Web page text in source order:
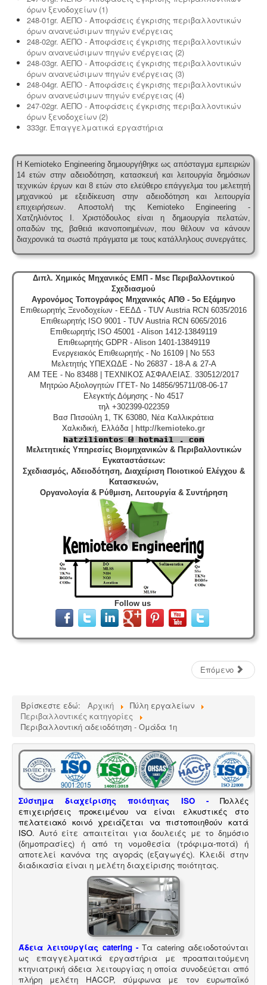
όρων ξενοδοχείων (1)
248-01gr. ΑΕΠΟ - Αποφάσεις έγκρισης περιβαλλοντικών
όρων ανανεώσιμων πηγών ενέργειας
248-02gr. ΑΕΠΟ - Αποφάσεις έγκρισης περιβαλλοντικών
όρων ανανεώσιμων πηγών ενέργειας (2)
248-03gr. ΑΕΠΟ - Αποφάσεις έγκρισης περιβαλλοντικών
όρων ανανεώσιμων πηγών ενέργειας (3)
248-04gr. ΑΕΠΟ - Αποφάσεις έγκρισης περιβαλλοντικών
όρων ανανεώσιμων πηγών ενέργειας (4)
247-02gr. ΑΕΠΟ - Αποφάσεις έγκρισης περιβαλλοντικών
όρων ξενοδοχείων (2)
333gr. Επαγγελματικά εργαστήρια
Η Kemioteko Engineering δημιουργήθηκε ως απόσταγμα εμπειριών
14 ετών στην αδειοδότηση, κατασκευή και λειτουργία δημόσιων
τεχνικών έργων και 8 ετών στο ελεύθερο επάγγελμα του μελετητή
μηχανικού με εξειδίκευση στην αδειοδότηση και λειτουργία
επιχειρήσεων. Αποστολή της Kemioteko Engineering -
Χατζηλιόντος Ι. Χριστόδουλος είναι η δημιουργία πελατών,
οπαδών της, βαθειά ικανοποιημένων, που θέλουν να κάνουν
διαχρονικά τα σωστά πράγματα με τους κατάλληλους συνεργάτες.
Διπλ. Χημικός Μηχανικός ΕΜΠ - Msc Περιβαλλοντικού
Σχεδιασμού
Αγρονόμος Τοπογράφος Μηχανικός ΑΠΘ - 5ο Εξάμηνο
Επιθεωρητής Ξενοδοχείων - ΕΕΔΔ - TUV Austria RCN 6035/2016
Επιθεωρητής ISO 9001 - TUV Austria RCN 6065/2016
Επιθεωρητής ISO 45001 - Alison 1412-13849119
Επιθεωρητής GDPR - Alison 1401-13849119
Ενεργειακός Επιθεωρητής - No 16109 | No 553
Μελετητής ΥΠΕΧΩΔΕ - No 26837 - 18-A & 27-A
ΑΜ ΤΕΕ - No 83488 | ΤΕΧΝΙΚΟΣ ΑΣΦΑΛΕΙΑΣ. 330512/2017
Μητρώο Αξιολογητών ΓΓΕΤ- No 14856/95711/08-06-17
Ελεγκτής Δόμησης - No 4517
τηλ +302399-022359
Βασ Πιτσούλη 1, TK 63080, Νέα Καλλικράτεια
Χαλκιδική, Ελλάδα |
http://kemioteko.gr
Μελετητικές Υπηρεσίες Βιομηχανικών & Περιβαλλοντικών
Εγκαταστάσεων:
Σχεδιασμός, Αδειοδότηση, Διαχείριση Ποιοτικού Ελέγχου &
Κατασκευών,
Οργανολογία & Ρύθμιση, Λειτουργία & Συντήρηση
Follow us
Επόμενο
Βρίσκεστε εδώ: Αρχική
Πύλη εργαλείων
Περιβαλλοντικές κατηγορίες
Περιβαλλοντική αδειοδότηση - Ομάδα 1η
Σύστημα διαχείρισης ποιότητας ISO -Πολλές
επιχειρήσεις προκειμένου να είναι ελκυστικές στο
πελατειακό κοινό χρειάζεται να πιστοποιηθούν κατά
ISO. Αυτό είτε απαιτείται για δουλειές με το δημόσιο
(δημοπρασίες) ή από τη νομοθεσία (τρόφιμα-ποτά) ή
αποτελεί κανόνα της αγοράς (εξαγωγές). Κλειδί στην
διαδικασία είναι η μελέτη διαχείρισης ποιότητας.
Άδεια λειτουργίας catering - Τα catering αδειοδοτούνται
ως επαγγελματικά εργαστήρια με προαπαιτούμενη
κτηνιατρική άδεια λειτουργίας η οποία συνοδεύεται από
πλήρη μελέτη HACCP, σύμφωνα με τον ευρωπαϊκό